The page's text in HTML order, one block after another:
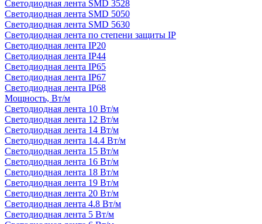
Светодиодная лента SMD 3528
Светодиодная лента SMD 5050
Светодиодная лента SMD 5630
Светодиодная лента по степени защиты IP
Светодиодная лента IP20
Светодиодная лента IP44
Светодиодная лента IP65
Светодиодная лента IP67
Светодиодная лента IP68
Мощность, Вт/м
Светодиодная лента 10 Вт/м
Светодиодная лента 12 Вт/м
Светодиодная лента 14 Вт/м
Светодиодная лента 14.4 Вт/м
Светодиодная лента 15 Вт/м
Светодиодная лента 16 Вт/м
Светодиодная лента 18 Вт/м
Светодиодная лента 19 Вт/м
Светодиодная лента 20 Вт/м
Светодиодная лента 4.8 Вт/м
Светодиодная лента 5 Вт/м